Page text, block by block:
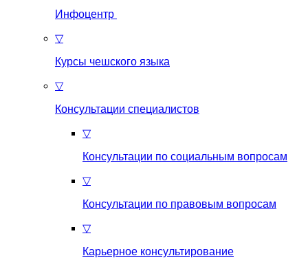
Инфоцентр
▽
Курсы чешского языка
▽
Консультации специалистов
▽
Консультации по социальным вопросам
▽
Консультации по правовым вопросам
▽
Карьерное консультирование